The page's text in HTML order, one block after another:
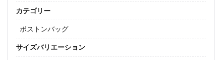
カテゴリー
ボストンバッグ
サイズバリエーション